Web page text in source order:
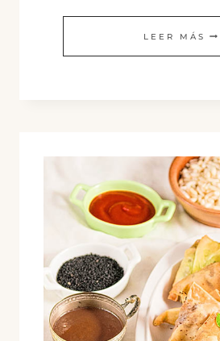
LEER MÁS